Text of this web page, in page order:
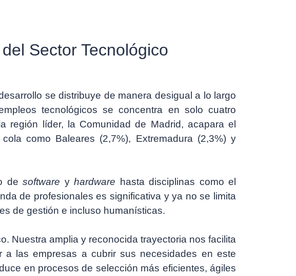
Sector Tecnológico
se distribuye de manera desigual a lo largo
tecnológicos se concentra en solo cuatro
región líder, la Comunidad de Madrid, acapara el
como Baleares (2,7%), Extremadura (2,3%) y
desoftware yhardware hasta disciplinas como el
de profesionales es significativa y ya no se limita
de gestión e incluso humanísticas.
. Nuestra amplia y reconocida trayectoria nos facilita
las empresas a cubrir sus necesidades en este
en procesos de selección más eficientes, ágiles